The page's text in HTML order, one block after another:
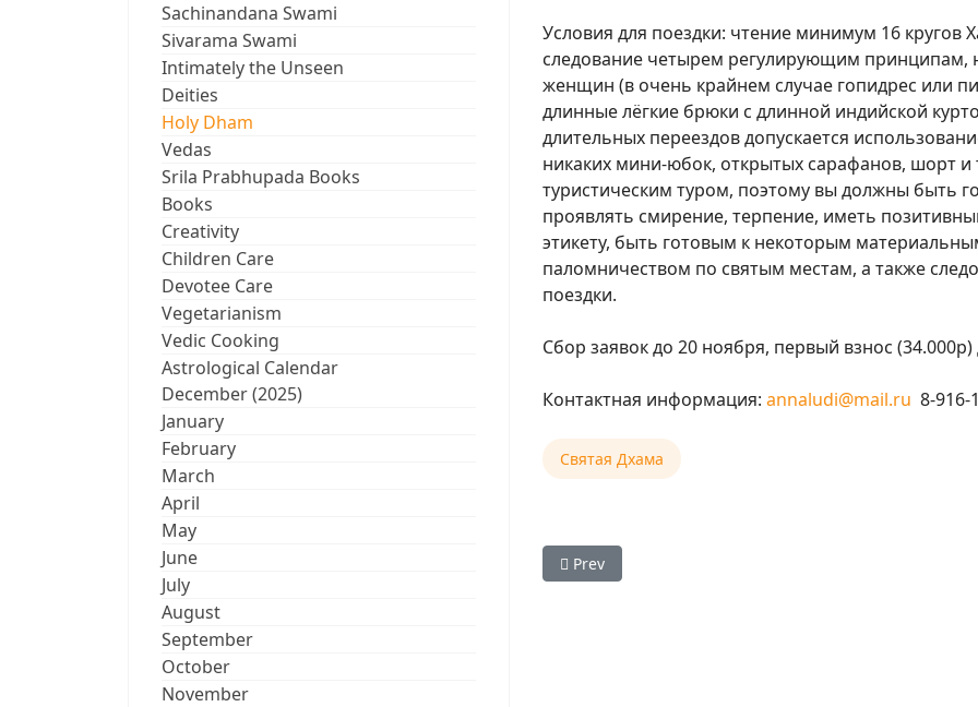
Sachinandana Swami
Sivarama Swami
Intimately the Unseen
Deities
Holy Dham
Vedas
Srila Prabhupada Books
Books
Creativity
Children Care
Devotee Care
Vegetarianism
Vedic Cooking
Astrological Calendar
December (2025)
January
February
March
April
May
June
July
August
September
October
November
Условия для поездки: чтение минимум 16 кругов
следование четырем регулирующим принципам,
женщин (в очень крайнем случае гопидрес или
длинные лёгкие брюки с длинной индийской
длительных переездов допускается
никаких мини-юбок, открытых сарафанов, шорт и
туристическим туром, поэтому вы должны быть
проявлять смирение, терпение, иметь
этикету, быть готовым к некоторым
паломничеством по святым местам, а также
поездки.
Сбор заявок до 20 ноября, первый взнос
Контактная информация: annaludi@mail.ru 8-916-
Святая Дхама
Previous article: Варшана, Утренний даршан
Prev